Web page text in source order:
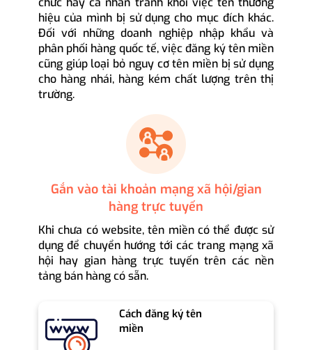
hiệu của mình bị sử dụng cho mục đích khác.
Đối với những doanh nghiệp nhập khẩu và
phân phối hàng quốc tế, việc đăng ký tên miền
cũng giúp loại bỏ nguy cơ tên miền bị sử dụng
cho hàng nhái, hàng kém chất lượng trên thị
trường.
Gắn vào tài khoản mạng xã hội/gian
hàng trực tuyến
Khi chưa có website, tên miền có thể được sử
dụng để chuyển hướng tới các trang mạng xã
hội hay gian hàng trực tuyến trên các nền
tảng bán hàng có sẵn.
Cách đăng ký tên
miền